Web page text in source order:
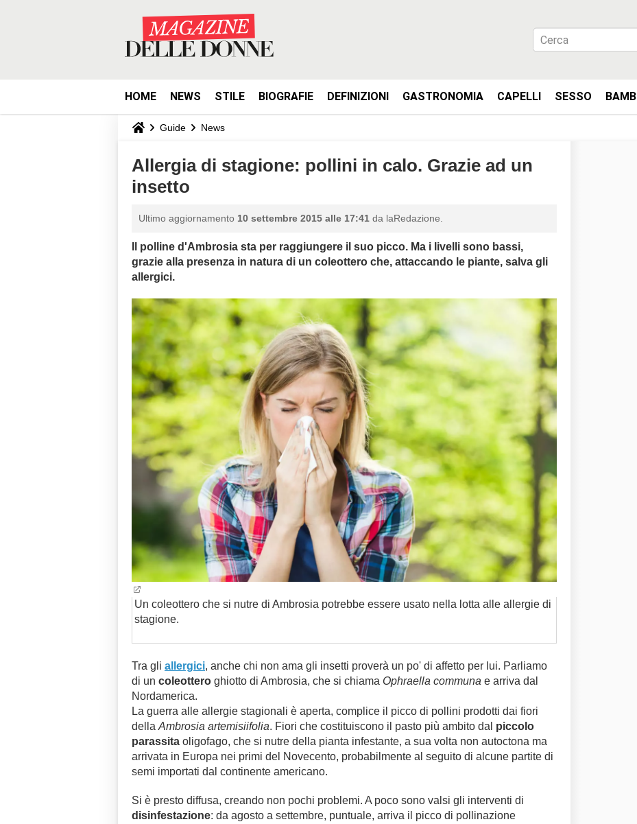
HOME NEWS STILE BIOGRAFIE DEFINIZIONI GASTRONOMIA CAPELLI SESSO
Guide News
Allergia di stagione: pollini in calo. Grazie ad un
insetto
Ultimo aggiornamento 10 settembre 2015 alle 17:41 da laRedazione.
Il polline d'Ambrosia sta per raggiungere il suo picco. Ma i livelli sono bassi,
grazie alla presenza in natura di un coleottero che, attaccando le piante, salva gli
allergici.
Un coleottero che si nutre di Ambrosia potrebbe essere usato nella lotta alle allergie di
stagione.
Tra gli allergici, anche chi non ama gli insetti proverà un po' di affetto per lui. Parliamo
di un coleottero ghiotto di Ambrosia, che si chiama Ophraella communa e arriva dal
Nordamerica.
La guerra alle allergie stagionali è aperta, complice il picco di pollini prodotti dai fiori
della Ambrosia artemisiifolia. Fiori che costituiscono il pasto più ambito dal piccolo
parassita oligofago, che si nutre della pianta infestante, a sua volta non autoctona ma
arrivata in Europa nei primi del Novecento, probabilmente al seguito di alcune partite di
semi importati dal continente americano.
Si è presto diffusa, creando non pochi problemi. A poco sono valsi gli interventi di
disinfestazione: da agosto a settembre, puntuale, arriva il picco di pollinazione